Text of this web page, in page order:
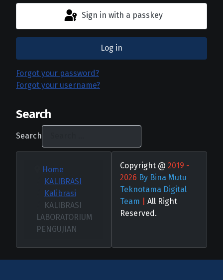
Sign in with a passkey
Log in
Forgot your password?
Forgot your username?
Search
Search
Home
KALIBRASI
Kalibrasi
KALIBRASI
LABORATORIUM
PENGUJIAN
Copyright @ 2019 -
2026 By Bina Mutu
Teknotama Digital
Team
All Right
Reserved.